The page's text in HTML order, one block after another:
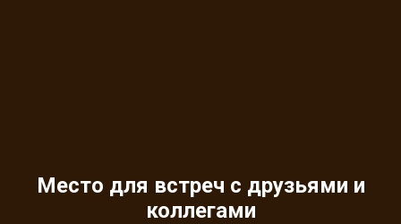
Место для встреч с друзьями и
коллегами